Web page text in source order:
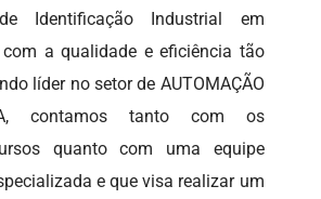
Identificação Industrial em
com a qualidade e eficiência tão
líder no setor de AUTOMAÇÃO
contamos tanto com os
quanto com uma equipe
e que visa realizar um